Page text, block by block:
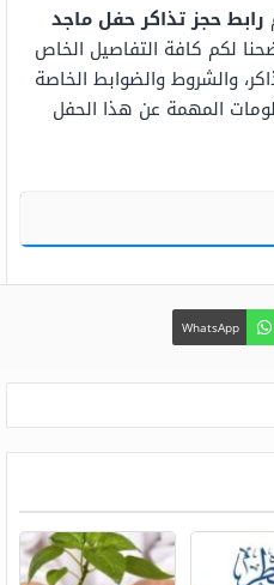
رابط حجز تذاكر حفل ماجد
لكم كافة التفاصيل الخاص
والشروط والضوابط الخاصة
المهمة عن هذا الحفل
WhatsApp